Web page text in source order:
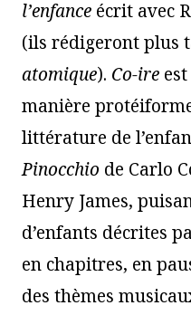
l’enfance écrit avec
(ils rédigeront plus
atomique). Co-ire
manière
littérature de
Pinocchio de Carlo
Henry James,
d’enfants décrites
en chapitres, en
des thèmes